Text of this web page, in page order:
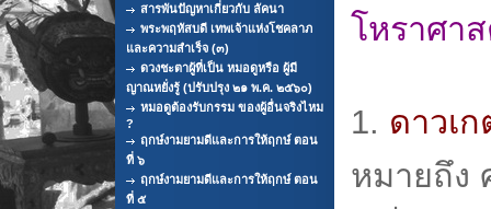
สารพันปัญหาเกี่ยวกับ ลัคนา
พระพฤหัสบดี เทพเจ้าแห่งโชคลาภ
และความสำเร็จ (๓)
ดวงชะตาผู้ที่เป็น หมอดูหรือ ผู้มี
ญาณหยั่งรู้ (ปรับปรุง ๒๑ พ.ค. ๒๕๖๐)
หมอดูต้องรับกรรม ของผู้อื่นจริงไหม
?
ฤกษ์งามยามดีและการให้ฤกษ์ ตอน
ที่ ๖
ฤกษ์งามยามดีและการให้ฤกษ์ ตอน
ที่ ๕
โหราศา
1. ดาวเ
หมายถึง